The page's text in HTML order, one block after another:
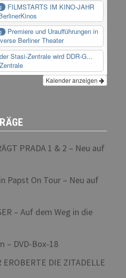
FILMSTARTS IM KINO-JAHR
Premiere und Uraufführungen in
Berliner Theater
Stasi-Zentrale wird DDR-G...
Kalender anzeigen
PRADA 1 & 2 – Neu auf
Papst On Tour – Neu auf
– Auf dem Weg in die
– DVD-Box-18
EROBERTE DIE ZITADELLE